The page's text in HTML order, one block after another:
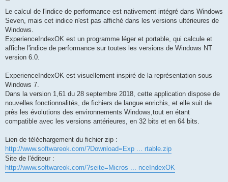
s
a
g
Le calcul de l'indice de performance est nativement intégré dans Windows
Seven, mais cet indice n'est pas affiché dans les versions ultérieures de
Windows.
ExperienceIndexOK est un programme léger et portable, qui calcule et
affiche l'indice de performance sur toutes les versions de Windows NT
version 6.0.
ExperienceIndexOK est visuellement inspiré de la représentation sous
Windows 7.
Dans la version 1,61 du 28 septembre 2018, cette application dispose de
nouvelles fonctionnalités, de fichiers de langue enrichis, et elle suit de
près les évolutions des environnements Windows,tout en étant
compatible avec les versions antérieures, en 32 bits et en 64 bits.
Lien de téléchargement du fichier zip :
http://www.softwareok.com/?Download=Exp ... rtable.zip
Site de l'éditeur :
http://www.softwareok.com/?seite=Micros ... nceIndexOK